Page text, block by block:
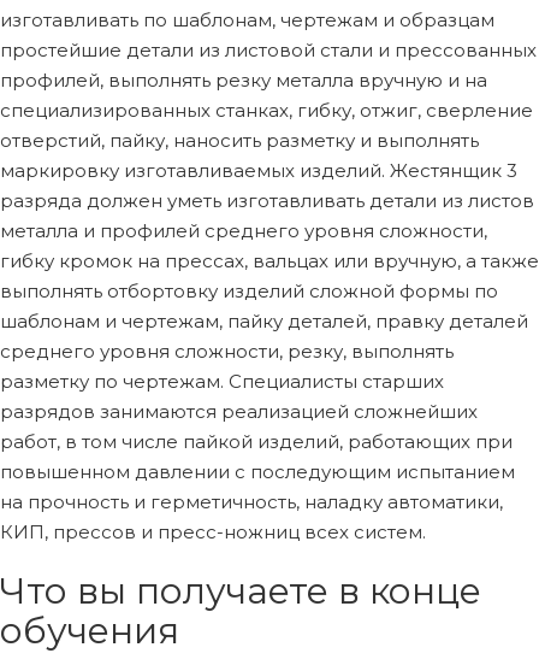
изготавливать по шаблонам, чертежам и образцам
простейшие детали из листовой стали и прессованных
профилей, выполнять резку металла вручную и на
специализированных станках, гибку, отжиг, сверление
отверстий, пайку, наносить разметку и выполнять
маркировку изготавливаемых изделий. Жестянщик 3
разряда должен уметь изготавливать детали из листов
металла и профилей среднего уровня сложности,
гибку кромок на прессах, вальцах или вручную, а также
выполнять отбортовку изделий сложной формы по
шаблонам и чертежам, пайку деталей, правку деталей
среднего уровня сложности, резку, выполнять
разметку по чертежам. Специалисты старших
разрядов занимаются реализацией сложнейших
работ, в том числе пайкой изделий, работающих при
повышенном давлении с последующим испытанием
на прочность и герметичность, наладку автоматики,
КИП, прессов и пресс-ножниц всех систем.
Что вы получаете в конце
обучения